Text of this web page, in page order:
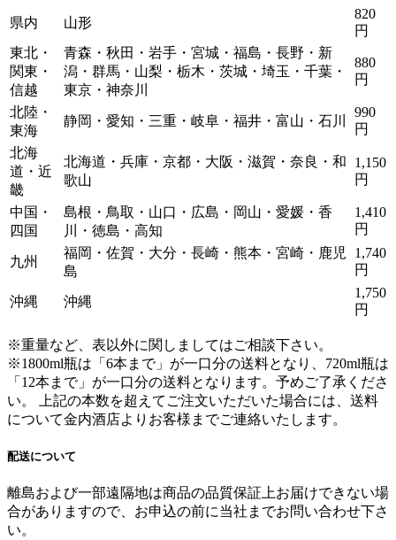
県内
山形
820
円
東北・
関東・
信越
青森・秋田・岩手・宮城・福島・長野・新
潟・群馬・山梨・栃木・茨城・埼玉・千葉・
東京・神奈川
880
円
北陸・
東海
静岡・愛知・三重・岐阜・福井・富山・石川
990
円
北海
道・近
畿
北海道・兵庫・京都・大阪・滋賀・奈良・和
歌山
1,150
円
中国・
四国
島根・鳥取・山口・広島・岡山・愛媛・香
川・徳島・高知
1,410
円
九州
福岡・佐賀・大分・長崎・熊本・宮崎・鹿児
島
1,740
円
沖縄 沖縄
1,750
円
※重量など、表以外に関しましてはご相談下さい。
※1800ml瓶は「6本まで」が一口分の送料となり、720ml瓶は
「12本まで」が一口分の送料となります。 予めご了承くださ
い。 上記の本数を超えてご注文いただいた場合には、送料
について金内酒店よりお客様までご連絡いたします。
配送について
離島および一部遠隔地は商品の品質保証上お届けできない場
合がありますので、お申込の前に当社までお問い合わせ下さ
い。